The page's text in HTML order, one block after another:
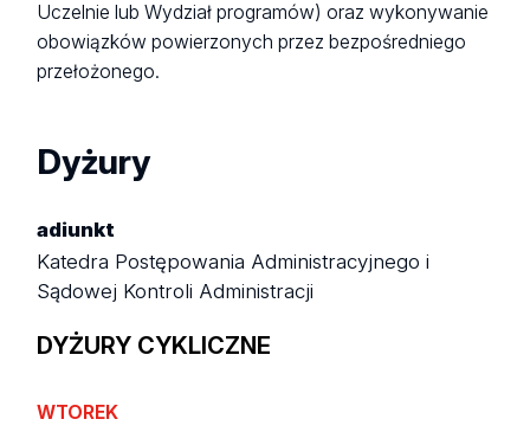
Uczelnie lub Wydział programów) oraz wykonywanie
obowiązków powierzonych przez bezpośredniego
przełożonego.
Dyżury
adiunkt
Katedra Postępowania Administracyjnego i
Sądowej Kontroli Administracji
DYŻURY CYKLICZNE
WTOREK